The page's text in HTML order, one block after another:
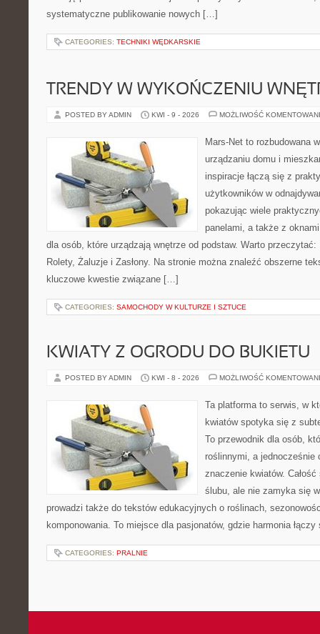
systematyczne publikowanie nowych […]
CATEGORIES: TECHNIKI WĘDKARSKIE
TRENDY W WYKOŃCZENIU
POSTED BY ADMIN KWI - 9 - 2026 MOŻLIWOŚĆ
Mars-Net to rozbudowana
urządzaniu domu i
inspiracje łączą się z
użytkowników w
pokazując wiele
panelami, a także z
dla osób, które urządzają wnętrze od podstaw. Warto przeczytać:
Rolety, Żaluzje i Zasłony. Na stronie można znaleźć obszerne
kluczowe kwestie związane […]
CATEGORIES: SAMOCHODY W KULTURZE I SZTUCE
KWIATY Z OGRODU DO BUKIETU
POSTED BY ADMIN KWI - 8 - 2026 MOŻLIWOŚĆ
Ta platforma to serwis, w
kwiatów spotyka się z
To przewodnik dla osób,
roślinnymi, a jednocześnie
znaczenie kwiatów.
ślubu, ale nie zamyka się
prowadzi także do tekstów edukacyjnych o roślinach,
komponowania. To miejsce dla pasjonatów, gdzie harmonia
CATEGORIES: PRALNIE